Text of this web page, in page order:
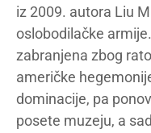
iz 2009. autora Liu
oslobodilačke
zabranjena zbog
američke
dominacije, pa
posete muzeju, a